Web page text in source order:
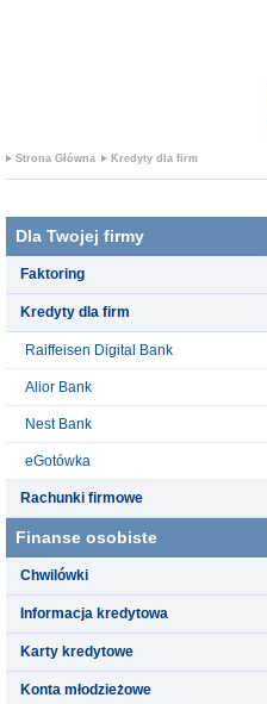
Strona Główna Kredyty dla firm
Dla Twojej firmy
Faktoring
Kredyty dla firm
Raiffeisen Digital Bank
Alior Bank
Nest Bank
eGotówka
Rachunki firmowe
Finanse osobiste
Chwilówki
Informacja kredytowa
Karty kredytowe
Konta młodzieżowe